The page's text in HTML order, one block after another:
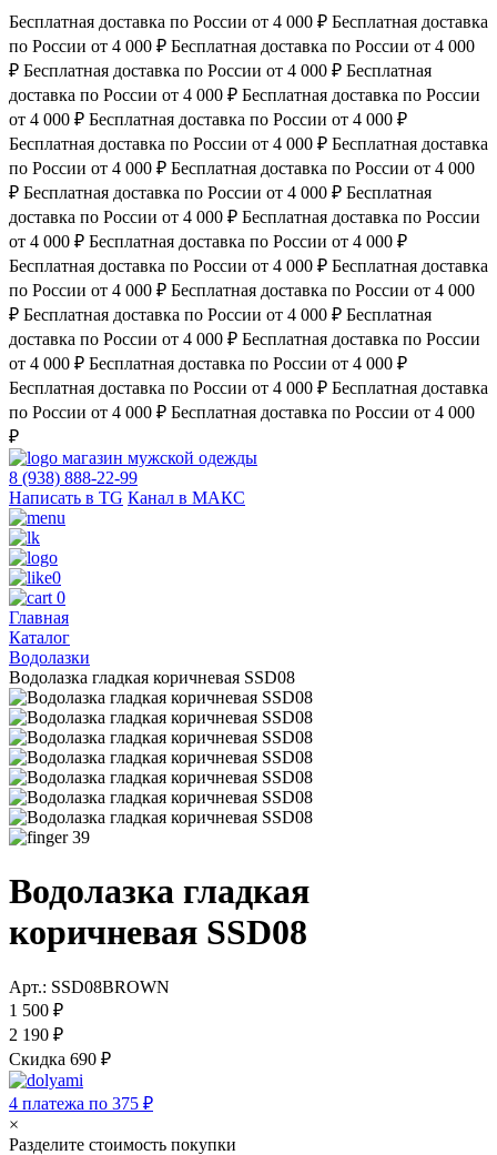
Бесплатная доставка по России от 4 000 ₽ Бесплатная доставка
по России от 4 000 ₽ Бесплатная доставка по России от 4 000
₽ Бесплатная доставка по России от 4 000 ₽ Бесплатная
доставка по России от 4 000 ₽ Бесплатная доставка по России
от 4 000 ₽ Бесплатная доставка по России от 4 000 ₽
Бесплатная доставка по России от 4 000 ₽ Бесплатная доставка
по России от 4 000 ₽ Бесплатная доставка по России от 4 000
₽ Бесплатная доставка по России от 4 000 ₽ Бесплатная
доставка по России от 4 000 ₽ Бесплатная доставка по России
от 4 000 ₽ Бесплатная доставка по России от 4 000 ₽
Бесплатная доставка по России от 4 000 ₽ Бесплатная доставка
по России от 4 000 ₽ Бесплатная доставка по России от 4 000
₽ Бесплатная доставка по России от 4 000 ₽ Бесплатная
доставка по России от 4 000 ₽ Бесплатная доставка по России
от 4 000 ₽ Бесплатная доставка по России от 4 000 ₽
Бесплатная доставка по России от 4 000 ₽ Бесплатная доставка
по России от 4 000 ₽ Бесплатная доставка по России от 4 000
₽
магазин мужской одежды
8 (938) 888-22-99
Написать в TG Канал в МАКС
0
0
Главная
Каталог
Водолазки
Водолазка гладкая коричневая SSD08
39
Водолазка гладкая
коричневая SSD08
Арт.: SSD08BROWN
1 500 ₽
2 190 ₽
Скидка 690 ₽
4 платежа по 375 ₽
×
Разделите стоимость покупки